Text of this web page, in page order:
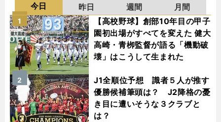
今日 昨日 週間
月間
【高校野球】創部10年目の甲子
園初出場がすべてを変えた 健大
高崎・青栁監督が語る「機動破
壊」はこうして生まれた
1
J1全順位予想 識者５人が推す
優勝候補筆頭は？ J2降格の憂
き目に遭いそうな３クラブと
は？
2